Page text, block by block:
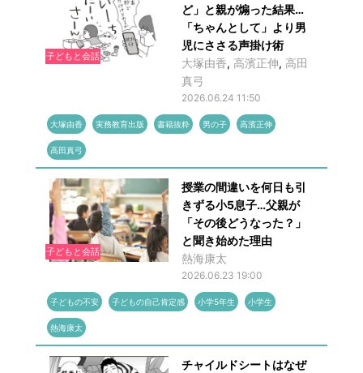
子どもと会話
ど」と親が煽った結果…
「ちゃんとして」より男
児にささる声掛け術
大塚由香, 高濱正伸, 高田
真弓
2026.06.24 11:50
大塚由香 実務教育出版 書籍抜粋 男の子 高濱正伸
高田真弓
子どもと会話
授業の間違いを何日も引
きずる小5息子…父親が
「その後どうなった？」
と聞き始めた理由
熱海康太
2026.06.23 19:00
子どもの不安 子どもの自己肯定感 小学5年生 小学生
熱海康太
チャイルドシートはなぜ